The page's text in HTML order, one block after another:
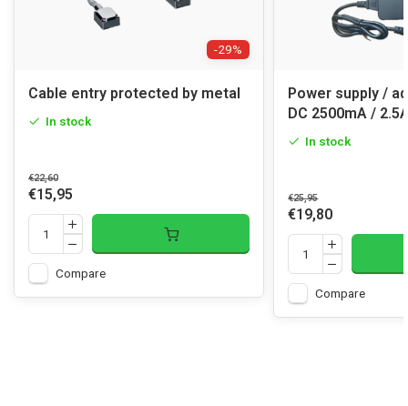
-29%
Cable entry protected by metal
In stock
€22,60
€15,95
Compare
Power supply /
DC 2500mA /
In stock
€25,95
€19,80
Compare